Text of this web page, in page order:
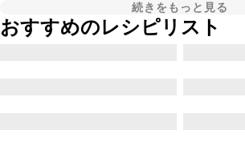
続きをもっと見る
おすすめのレシピリスト